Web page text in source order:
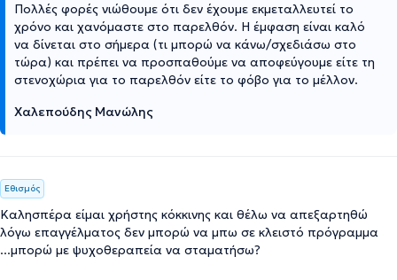
Πολλές φορές νιώθουμε ότι δεν έχουμε εκμεταλλευτεί το
χρόνο και χανόμαστε στο παρελθόν. Η έμφαση είναι καλό
να δίνεται στο σήμερα (τι μπορώ να κάνω/σχεδιάσω στο
τώρα) και πρέπει να προσπαθούμε να αποφεύγουμε είτε τη
στενοχώρια για το παρελθόν είτε το φόβο για το μέλλον.
Χαλεπούδης Μανώλης
Εθισμός
Καλησπέρα είμαι χρήστης κόκκινης και θέλω να απεξαρτηθώ
λόγω επαγγέλματος δεν μπορώ να μπω σε κλειστό πρόγραμμα
...μπορώ με ψυχοθεραπεία να σταματήσω?